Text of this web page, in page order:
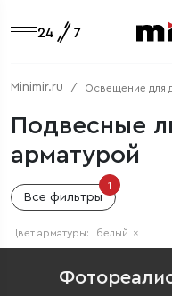
Minimir.ru Освещение для
Подвесные
арматурой
Все фильтры
1
Цвет арматуры: белый ×